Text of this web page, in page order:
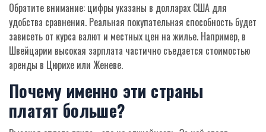
Обратите внимание: цифры указаны в долларах США для
удобства сравнения. Реальная покупательная способность будет
зависеть от курса валют и местных цен на жилье. Например, в
Швейцарии высокая зарплата частично съедается стоимостью
аренды в Цюрихе или Женеве.
Почему именно эти страны
платят больше?